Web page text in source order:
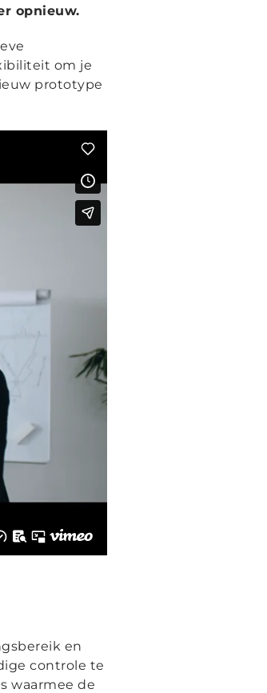
opnieuw.
om je
prototype
en
controle te
waarmee de